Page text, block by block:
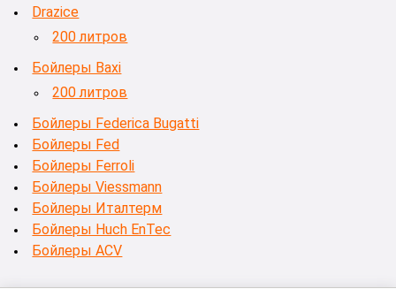
Drazice
200 литров
Бойлеры Baxi
200 литров
Бойлеры Federica Bugatti
Бойлеры Fed
Бойлеры Ferroli
Бойлеры Viessmann
Бойлеры Италтерм
Бойлеры Huch EnTec
Бойлеры ACV